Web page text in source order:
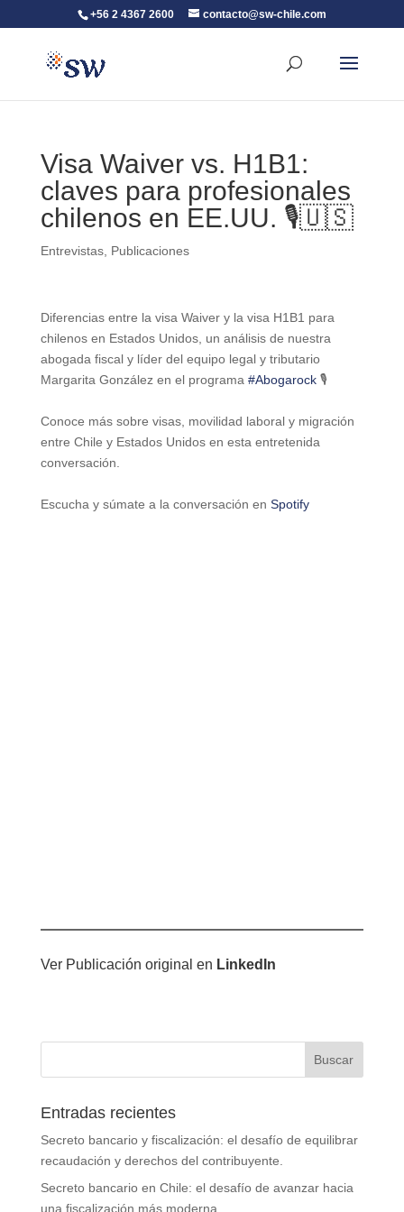
+56 2 4367 2600 contacto@sw-chile.com
Visa Waiver vs. H1B1:
claves para profesionales
chilenos en EE.UU. 🎙️🇺🇸
Entrevistas, Publicaciones
Diferencias entre la visa Waiver y la visa H1B1 para
chilenos en Estados Unidos, un análisis de nuestra
abogada fiscal y líder del equipo legal y tributario
Margarita González en el programa #Abogarock🎙️
Conoce más sobre visas, movilidad laboral y migración
entre Chile y Estados Unidos en esta entretenida
conversación.
Escucha y súmate a la conversación en Spotify
Ver Publicación original en LinkedIn
Entradas recientes
Secreto bancario y fiscalización: el desafío de equilibrar
recaudación y derechos del contribuyente.
Secreto bancario en Chile: el desafío de avanzar hacia
una fiscalización más moderna.